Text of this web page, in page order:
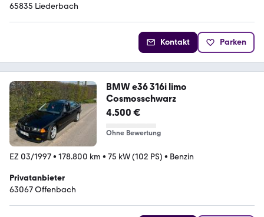
65835 Liederbach
Kontakt Parken
BMW e36 316i limo
Cosmosschwarz
4.500 €
Ohne Bewertung
EZ 03/1997• 178.800 km • 75 kW (102 PS) • Benzin
Privatanbieter
63067 Offenbach